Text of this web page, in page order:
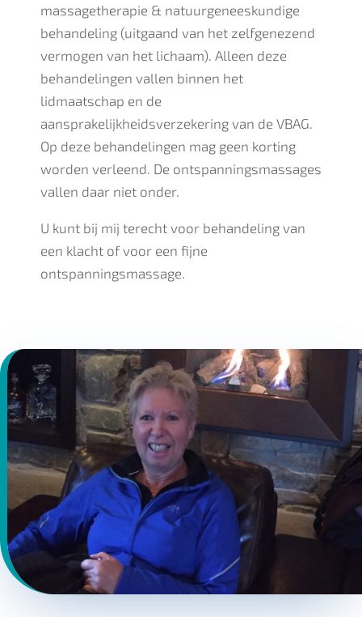
massagetherapie & natuurgeneeskundige
behandeling (uitgaand van het zelfgenezend
vermogen van het lichaam). Alleen deze
behandelingen vallen binnen het
lidmaatschap en de
aansprakelijkheidsverzekering van de VBAG.
Op deze behandelingen mag geen korting
worden verleend. De ontspanningsmassages
vallen daar niet onder.
U kunt bij mij terecht voor behandeling van
een klacht of voor een fijne
ontspanningsmassage.